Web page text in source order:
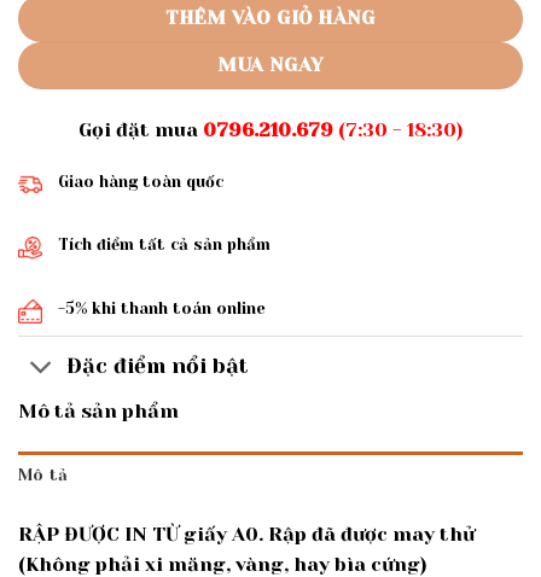
THÊM VÀO GIỎ HÀNG
MUA NGAY
Gọi đặt mua 0796.210.679(7:30 - 18:30)
Giao hàng toàn quốc
Tích điểm tất cả sản phẩm
-5% khi thanh toán online
Đặc điểm nổi bật
Mô tả sản phẩm
Mô tả
RẬP ĐƯỢC IN TỪ giấy A0. Rập đã được may thử
(Không phải xi măng, vàng, hay bìa cứng)